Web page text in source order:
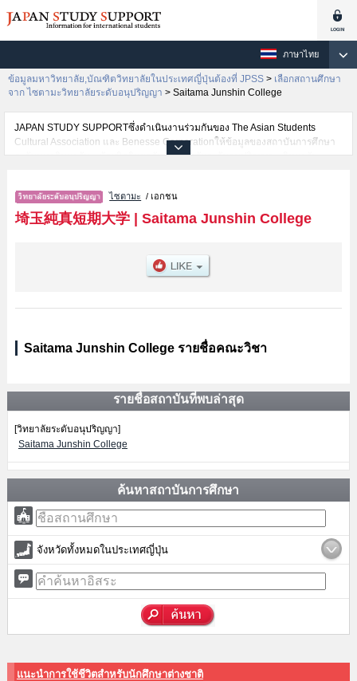
ภาษาไทย
ข้อมูลมหาวิทยาลัย,บัณฑิตวิทยาลัยในประเทศญี่ปุ่นต้องที่ JPSS > เลือกสถานศึกษา
จาก ไซตามะวิทยาลัยระดับอนุปริญญา > Saitama Junshin College
JAPAN STUDY SUPPORTซึ่งดำเนินงานร่วมกันของ The Asian Students
Cultural Association และ Benesse Corporationให้ข้อมูลของสถาบันการศึกษา
ระดับมหาวิทยาลัย・บัณฑิตวิทยาลัย・วิทยาลัยระดับอนุปริญญา・วิทยาลัย
นักศึกษาต่างชาติเช่นข้อมูลของแต่ละคณะ,ข้อมูลการสอบคัดเลือกเข้าศึกษาเช่น
จำนวนคนที่รับสมัครหรือจำนวนคนที่ผ่านการสอบคัดเลือกเป็นต้น,แนะนำสถาน
ที่,การเดินทางเป็นต้นไว้ด้วยดังนั้นขอเชิญใช้บริการค้นหาข้อมูลตามอัธยาศัย
ไซตามะ / เอกชน
埼玉純真短期大学| Saitama Junshin College
Saitama Junshin College รายชื่อคณะวิชา
รายชื่อสถาบันที่พบล่าสุด
[วิทยาลัยระดับอนุปริญญา]
Saitama Junshin College
ค้นหาสถาบันการศึกษา
จังหวัดทั้งหมดในประเทศญี่ปุ่น
แนะนำการใช้ชีวิตสำหรับนักศึกษาต่างชาติ